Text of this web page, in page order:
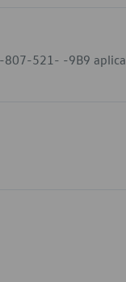
807-521- -9B9 aplica